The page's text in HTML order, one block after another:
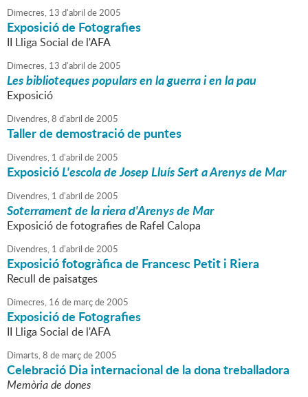
Dimecres, 13 d'abril de2005
Exposició de Fotografies
II Lliga Social de l'AFA
Dimecres, 13 d'abril de2005
Les biblioteques populars en la guerra i en la pau
Exposició
Divendres,8 d'abril de2005
Taller de demostració de puntes
Divendres, 1 d'abril de2005
ExposicióL'escola de Josep Lluís Sert a Arenys de Mar
Divendres, 1 d'abril de2005
Soterrament de la riera d'Arenys de Mar
Exposició de fotografies de Rafel Calopa
Divendres, 1 d'abril de2005
Exposició fotogràfica de Francesc Petit i Riera
Recull de paisatges
Dimecres, 16 de marçde2005
Exposició de Fotografies
II Lliga Social de l'AFA
Dimarts,8 de marçde2005
Celebració Dia internacional de la dona treballadora
Memòria de dones